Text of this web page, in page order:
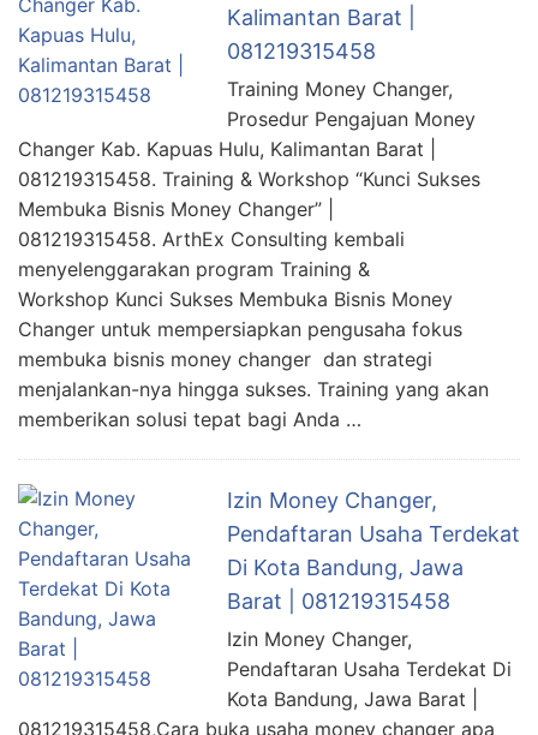
Kalimantan Barat |
081219315458
Training Money Changer,
Prosedur Pengajuan Money
Changer Kab. Kapuas Hulu, Kalimantan Barat |
081219315458. Training & Workshop “Kunci Sukses
Membuka Bisnis Money Changer” |
081219315458. ArthEx Consulting kembali
menyelenggarakan program Training &
Workshop Kunci Sukses Membuka Bisnis Money
Changer untuk mempersiapkan pengusaha fokus
membuka bisnis money changer dan strategi
menjalankan-nya hingga sukses. Training yang akan
memberikan solusi tepat bagi Anda …
Izin Money Changer,
Pendaftaran Usaha Terdekat
Di Kota Bandung, Jawa
Barat | 081219315458
Izin Money Changer,
Pendaftaran Usaha Terdekat Di
Kota Bandung, Jawa Barat |
081219315458,Cara buka usaha money changer apa